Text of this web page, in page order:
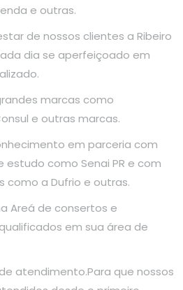
e outras.
de nossos clientes a Ribeiro
dia se aperfeiçoado em
marcas como
e outras marcas.
em parceria com
estudo como Senai PR e com
como a Dufrio e outras.
Areá de consertos e
em sua área de
atendimento.Para que nossos